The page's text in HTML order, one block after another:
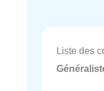
Liste des